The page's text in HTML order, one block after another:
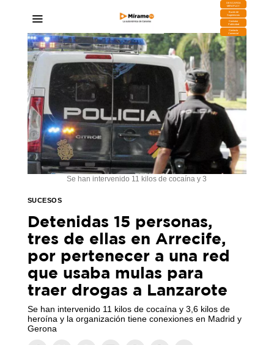
DESCARGA
MIRAPLAY
Buzón de
Sugerencias
Contratar
Publicidad
Contacto
Comercial
Se han intervenido 11 kilos de cocaína y 3
SUCESOS
Detenidas 15 personas,
tres de ellas en Arrecife,
por pertenecer a una red
que usaba mulas para
traer drogas a Lanzarote
Se han intervenido 11 kilos de cocaína y 3,6 kilos de
heroína y la organización tiene conexiones en Madrid y
Gerona